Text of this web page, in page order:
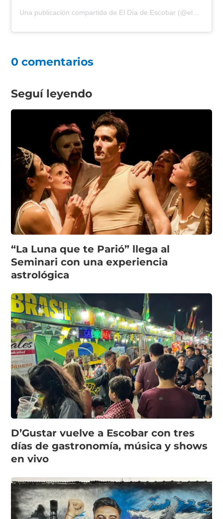
0 comentarios
Seguí leyendo
“La Luna que te Parió” llega al
Seminari con una experiencia
astrológica
D’Gustar vuelve a Escobar con tres
días de gastronomía, música y shows
en vivo